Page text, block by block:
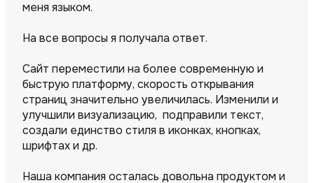
меня языком.
На все вопросы я получала ответ.
Сайт переместили на более современную и
быструю платформу, скорость открывания
страниц значительно увеличилась. Изменили и
улучшили визуализацию, подправили текст,
создали единство стиля в иконках, кнопках,
шрифтах и др.
Наша компания осталась довольна продуктом и